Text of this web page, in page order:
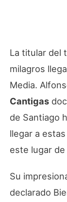
La titular del
milagros
Media.
Cantigas
de Santiago
llegar a
este lugar
Su
declarado